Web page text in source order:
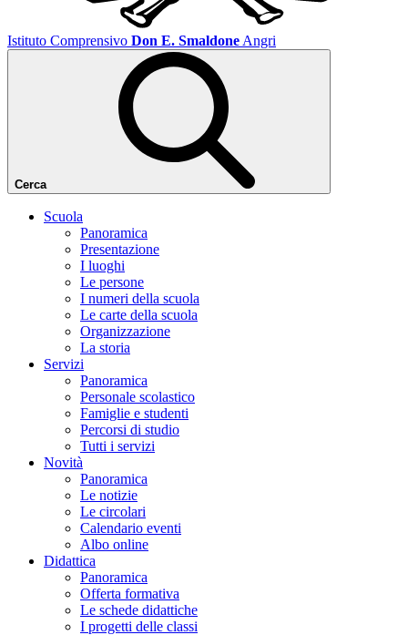
Istituto Comprensivo Don E. Smaldone Angri
Cerca
Scuola
Panoramica
Presentazione
I luoghi
Le persone
I numeri della scuola
Le carte della scuola
Organizzazione
La storia
Servizi
Panoramica
Personale scolastico
Famiglie e studenti
Percorsi di studio
Tutti i servizi
Novità
Panoramica
Le notizie
Le circolari
Calendario eventi
Albo online
Didattica
Panoramica
Offerta formativa
Le schede didattiche
I progetti delle classi